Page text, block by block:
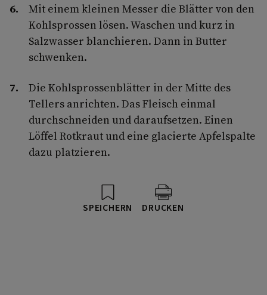
Mit einem kleinen Messer die Blätter von den
Kohlsprossen lösen. Waschen und kurz in
Salzwasser blanchieren. Dann in Butter
schwenken.
Die Kohlsprossenblätter in der Mitte des
Tellers anrichten. Das Fleisch einmal
durchschneiden und daraufsetzen. Einen
Löffel Rotkraut und eine glacierte Apfelspalte
dazu platzieren.
SPEICHERN DRUCKEN